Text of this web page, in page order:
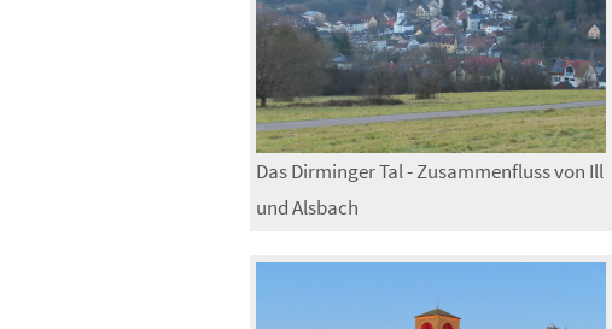
Das Dirminger Tal - Zusammenfluss von Ill
und Alsbach